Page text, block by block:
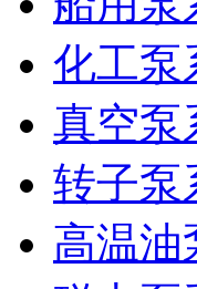
化工泵
真空泵
转子泵
高温油